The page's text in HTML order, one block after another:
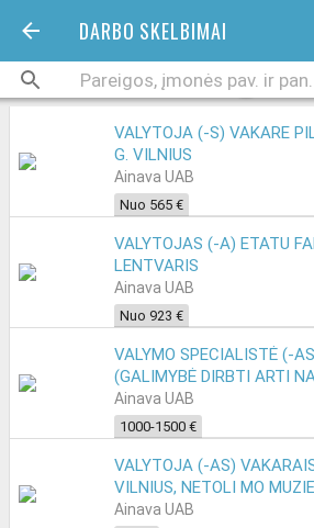
DARBO SKELBIMAI
VALYTOJA (-S) VAKARE
G. VILNIUS
Ainava UAB
Nuo 565 €
VALYTOJAS (-A) ETATU
LENTVARIS
Ainava UAB
Nuo 923 €
VALYMO SPECIALISTĖ (-
(GALIMYBĖ DIRBTI ARTI
Ainava UAB
1000-1500 €
VALYTOJA (-AS)
VILNIUS, NETOLI MO
Ainava UAB